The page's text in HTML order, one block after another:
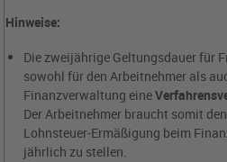
Hinweise:
Die zweijährige Geltungsdauer für
sowohl für den Arbeitnehmer als
Finanzverwaltung eine
Der Arbeitnehmer braucht somit
Lohnsteuer-Ermäßigung beim
jährlich zu stellen.